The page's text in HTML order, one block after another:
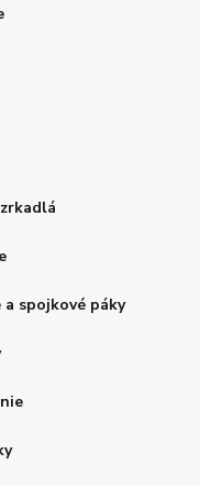
a spojkové páky